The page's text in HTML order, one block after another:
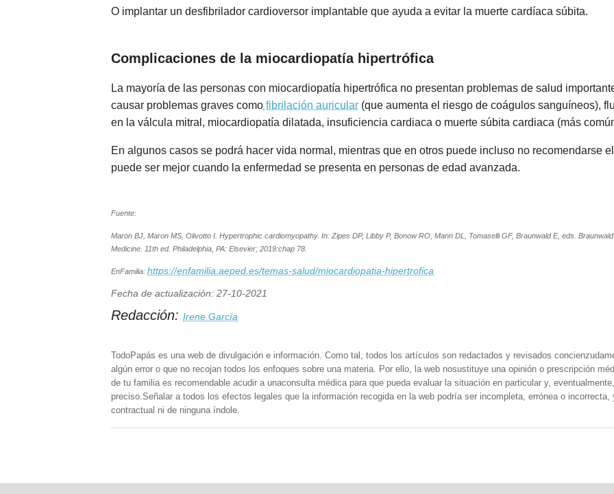
O implantar un desfibrilador cardioversor implantable que ayuda a evitar la muerte cardíaca súbita.
Complicaciones de la miocardiopatía hipertrófica
La mayoría de las personas con miocardiopatía hipertrófica no presentan problemas de salud
causar problemas graves como fibrilación auricular (que aumenta el riesgo de coágulos sanguíneos),
en la válcula mitral, miocardiopatía dilatada, insuficiencia cardiaca o muerte súbita cardiaca (más
En algunos casos se podrá hacer vida normal, mientras que en otros puede incluso no recomendarse
puede ser mejor cuando la enfermedad se presenta en personas de edad avanzada.
Fuente:
Maron BJ, Maron MS, Olivotto I. Hypertrophic cardiomyopathy. In: Zipes DP, Libby P, Bonow RO, Mann DL, Tomaselli GF, Braunwald E, eds.
Medicine. 11th ed. Philadelphia, PA: Elsevier; 2019:chap 78.
EnFamilia: https://enfamilia.aeped.es/temas-salud/miocardiopatia-hipertrofica
Fecha de actualización: 27-10-2021
Redacción: Irene García
TodoPapás es una web de divulgación e información. Como tal, todos los artículos son redactados y revisados
algún error o que no recojan todos los enfoques sobre una materia. Por ello, la web nosustituye una opinión o prescripción
de tu familia es recomendable acudir a unaconsulta médica para que pueda evaluar la situación en particular y,
preciso.Señalar a todos los efectos legales que la información recogida en la web podría ser incompleta, errónea o
contractual ni de ninguna índole.